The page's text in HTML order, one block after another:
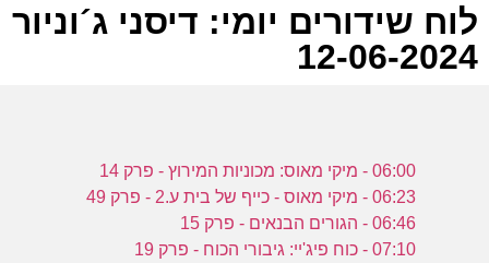
לוח שידורים יומי: דיסני ג´וניור
12-06-2024
06:00 - מיקי מאוס: מכוניות המירוץ - פרק 14
06:23 - מיקי מאוס - כייף של בית ע.2 - פרק 49
06:46 - הגורים הבנאים - פרק 15
07:10 - כוח פיג'יי: גיבורי הכוח - פרק 19